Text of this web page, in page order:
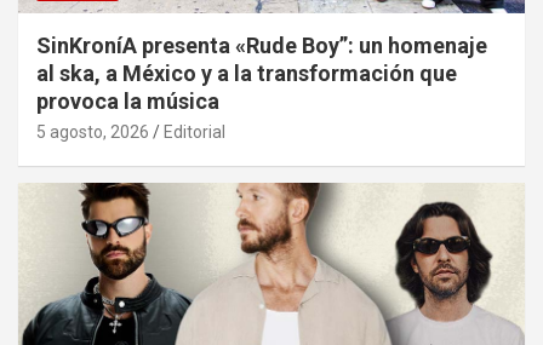
SinKroníA presenta «Rude Boy”: un homenaje
al ska, a México y a la transformación que
provoca la música
5 agosto, 2026 Editorial